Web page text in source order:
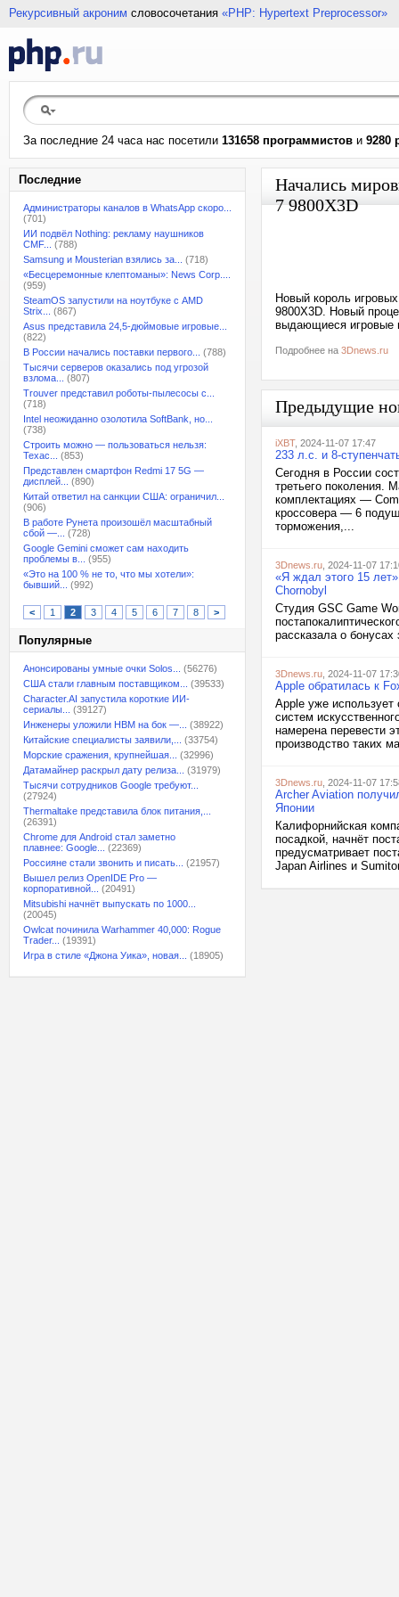
Рекурсивный акроним словосочетания «PHP: Hypertext Preprocessor»
За последние 24 часа нас посетили 131658 программистов и 9280
Последние
Администраторы каналов в WhatsApp скоро...
(701)
ИИ подвёл Nothing: рекламу наушников
CMF...
(788)
Samsung и Mousterian взялись за...
(718)
«Бесцеремонные клептоманы»: News Corp....
(959)
SteamOS запустили на ноутбуке с AMD
Strix...
(867)
Asus представила 24,5-дюймовые игровые...
(822)
В России начались поставки первого...
(788)
Тысячи серверов оказались под угрозой
взлома...
(807)
Trouver представил роботы-пылесосы с...
(718)
Intel неожиданно озолотила SoftBank, но...
(738)
Строить можно — пользоваться нельзя:
Техас...
(853)
Представлен смартфон Redmi 17 5G —
дисплей...
(890)
Китай ответил на санкции США: ограничил...
(906)
В работе Рунета произошёл масштабный
сбой —...
(728)
Google Gemini сможет сам находить
проблемы в...
(955)
«Это на 100 % не то, что мы хотели»:
бывший...
(992)
< 1 2 3 4 5 6 7 8 >
Популярные
Анонсированы умные очки Solos...
(56276)
США стали главным поставщиком...
(39533)
Character.AI запустила короткие ИИ-
сериалы...
(39127)
Инженеры уложили HBM на бок —...
(38922)
Китайские специалисты заявили,...
(33754)
Морские сражения, крупнейшая...
(32996)
Датамайнер раскрыл дату релиза...
(31979)
Тысячи сотрудников Google требуют...
(27924)
Thermaltake представила блок питания,...
(26391)
Chrome для Android стал заметно
плавнее: Google...
(22369)
Россияне стали звонить и писать...
(21957)
Вышел релиз OpenIDE Pro —
корпоративной...
(20491)
Mitsubishi начнёт выпускать по 1000...
(20045)
Owlcat починила Warhammer 40,000: Rogue
Trader...
(19391)
Игра в стиле «Джона Уика», новая...
(18905)
Начались
7 9800X3D
Новый король
9800X3D. Новый
выдающиеся игровые
Подробнее на 3Dnews.ru
Предыдущие
iXBT, 2024-11-07 17:47
233 л.с. и 8-
Сегодня в России
третьего поколения.
комплектациях —
кроссовера — 6
торможения,...
3Dnews.ru , 2024-11-07
«Я ждал этого 15
Chornobyl
Студия GSC Game
рассказала о
3Dnews.ru , 2024-11-07
Apple обратилась к
Apple уже
систем
намерена перевести
производство таких
3Dnews.ru , 2024-11-07
Archer Aviation
Японии
Калифорнийская
посадкой, начнёт
предусматривает
Japan Airlines и